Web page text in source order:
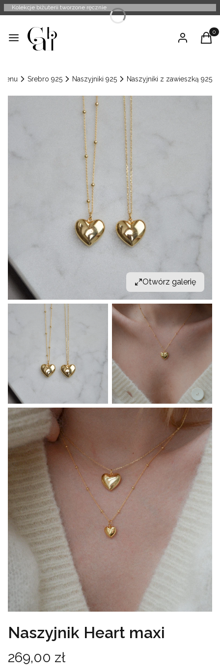
Kolekcje biżuterii tworzone ręcznie
Menu Zaloguj się
Menu Srebro 925 Naszyjniki 925 Naszyjniki z zawieszką 925
Otwórz galerię
Naszyjnik Heart maxi
Cena
269,00 zł